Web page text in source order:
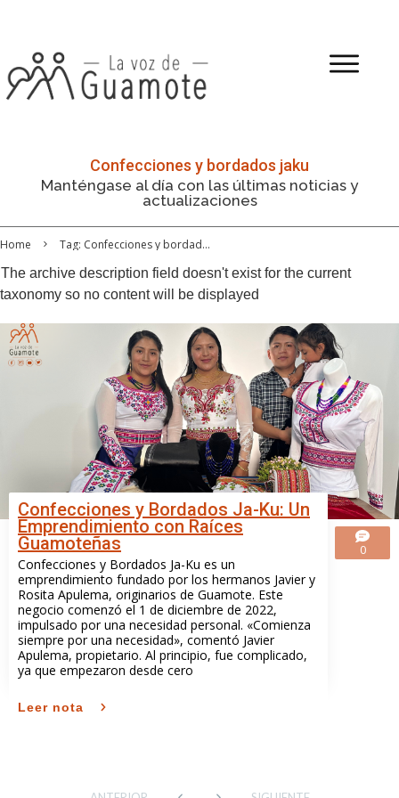
Confecciones y bordados jaku
Manténgase al día con las últimas noticias y
actualizaciones
Home
Tag: Confecciones y bordados jaku
The archive description field doesn't exist for the current
taxonomy so no content will be displayed
Confecciones y Bordados Ja-Ku: Un
Emprendimiento con Raíces
Guamoteñas
Confecciones y Bordados Ja-Ku es un
emprendimiento fundado por los hermanos Javier y
Rosita Apulema, originarios de Guamote. Este
negocio comenzó el 1 de diciembre de 2022,
impulsado por una necesidad personal. «Comienza
siempre por una necesidad», comentó Javier
Apulema, propietario. Al principio, fue complicado,
ya que empezaron desde cero
Leer nota
0